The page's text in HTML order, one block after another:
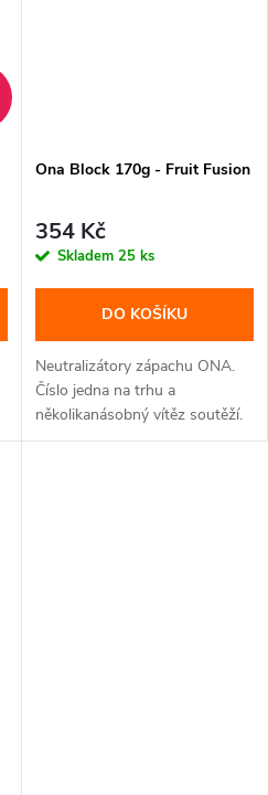
Ona Block 170g - Fruit Fusion
354 Kč
Skladem 25 ks
DO KOŠÍKU
Neutralizátory zápachu ONA.
Číslo jedna na trhu a
několikanásobný vítěz soutěží.
S ONA...